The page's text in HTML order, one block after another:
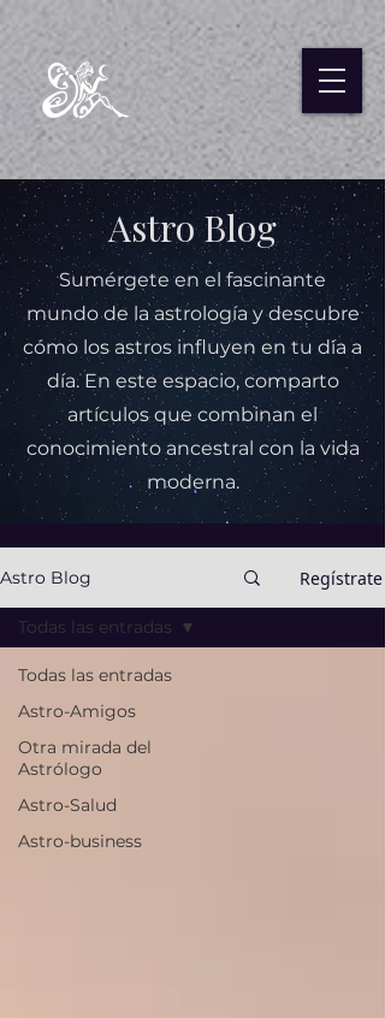
Astro Blog
Sumérgete en el fascinante
mundo de la astrología y descubre
cómo los astros influyen en tu día a
día. En este espacio, comparto
artículos que combinan el
conocimiento ancestral con la vida
moderna.
Astro Blog Regístrate
Todas las entradas
Astro-Amigos
Otra mirada del
Astrólogo
Astro-Salud
Astro-business
Todas las entradas